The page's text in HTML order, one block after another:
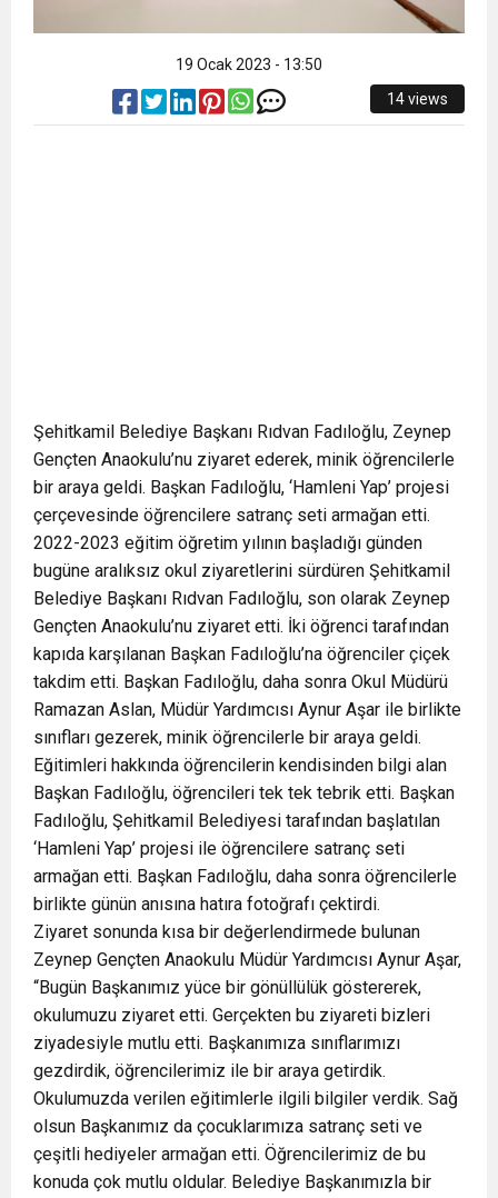
19 Ocak 2023 - 13:50
14 views
Şehitkamil Belediye Başkanı Rıdvan Fadıloğlu, Zeynep
Gençten Anaokulu’nu ziyaret ederek, minik öğrencilerle
bir araya geldi. Başkan Fadıloğlu, ‘Hamleni Yap’ projesi
çerçevesinde öğrencilere satranç seti armağan etti.
2022-2023 eğitim öğretim yılının başladığı günden
bugüne aralıksız okul ziyaretlerini sürdüren Şehitkamil
Belediye Başkanı Rıdvan Fadıloğlu, son olarak Zeynep
Gençten Anaokulu’nu ziyaret etti. İki öğrenci tarafından
kapıda karşılanan Başkan Fadıloğlu’na öğrenciler çiçek
takdim etti. Başkan Fadıloğlu, daha sonra Okul Müdürü
Ramazan Aslan, Müdür Yardımcısı Aynur Aşar ile birlikte
sınıfları gezerek, minik öğrencilerle bir araya geldi.
Eğitimleri hakkında öğrencilerin kendisinden bilgi alan
Başkan Fadıloğlu, öğrencileri tek tek tebrik etti. Başkan
Fadıloğlu, Şehitkamil Belediyesi tarafından başlatılan
‘Hamleni Yap’ projesi ile öğrencilere satranç seti
armağan etti. Başkan Fadıloğlu, daha sonra öğrencilerle
birlikte günün anısına hatıra fotoğrafı çektirdi.
Ziyaret sonunda kısa bir değerlendirmede bulunan
Zeynep Gençten Anaokulu Müdür Yardımcısı Aynur Aşar,
“Bugün Başkanımız yüce bir gönüllülük göstererek,
okulumuzu ziyaret etti. Gerçekten bu ziyareti bizleri
ziyadesiyle mutlu etti. Başkanımıza sınıflarımızı
gezdirdik, öğrencilerimiz ile bir araya getirdik.
Okulumuzda verilen eğitimlerle ilgili bilgiler verdik. Sağ
olsun Başkanımız da çocuklarımıza satranç seti ve
çeşitli hediyeler armağan etti. Öğrencilerimiz de bu
konuda çok mutlu oldular. Belediye Başkanımızla bir